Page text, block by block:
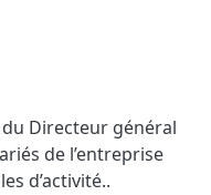
Directeur général
de l’entreprise
d’activité..